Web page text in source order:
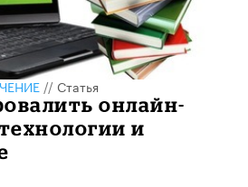
// Статья
онлайн-
и